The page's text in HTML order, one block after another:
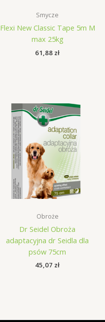
Smycze
Flexi New Classic Tape 5m M
max 25kg
61,88 zł
Obroże
Dr Seidel Obroża
adaptacyjna dr Seidla dla
psów 75cm
45,07 zł